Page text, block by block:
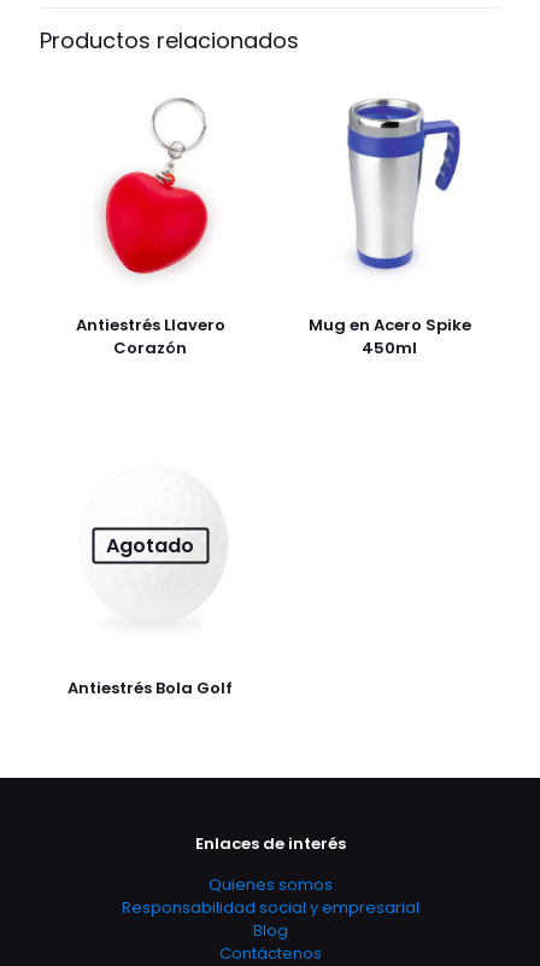
Productos relacionados
Antiestrés Llavero
Corazón
Mug en Acero Spike
450ml
Agotado
Antiestrés Bola Golf
Enlaces de interés
Quienes somos
Responsabilidad social y empresarial
Blog
Contáctenos